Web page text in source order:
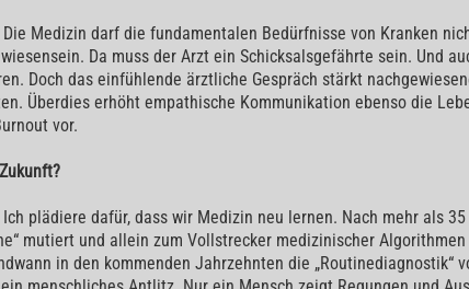
Die Medizin darf die fundamentalen Bedürfnisse von Kranken
Da muss der Arzt ein Schicksalsgefährte sein. Und
Doch das einfühlende ärztliche Gespräch stärkt
Überdies erhöht empathische Kommunikation ebenso die
vor.
Ich plädiere dafür, dass wir Medizin neu lernen. Nach mehr als
mutiert und allein zum Vollstrecker medizinischer
in den kommenden Jahrzehnten die